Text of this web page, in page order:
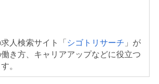
人検索サイト「 シゴトリサーチ 」が
き方、キャリアアップなどに役立つ
。